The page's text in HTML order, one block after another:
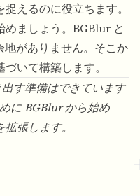
えるのに役立ちます。
めましょう。BGBlur と
がありません。そこか
いて構築します。
す準備はできています
にBGBlurから始め
張します。